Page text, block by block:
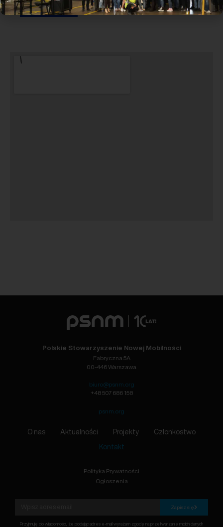
Wyślij
Polskie Stowarzyszenie Nowej Mobilności
Fabryczna 5A
00-446 Warszawa
biuro@psnm.org
+48 507 686 158
psnm.org
O nas Aktualności Projekty Członkostwo
Kontakt
Polityka Prywatności
Ogłoszenia
Zapisz się
Przyjmuję do wiadomości, że podając adres e-mail wyrażam zgodę na przetwarzanie moich danych